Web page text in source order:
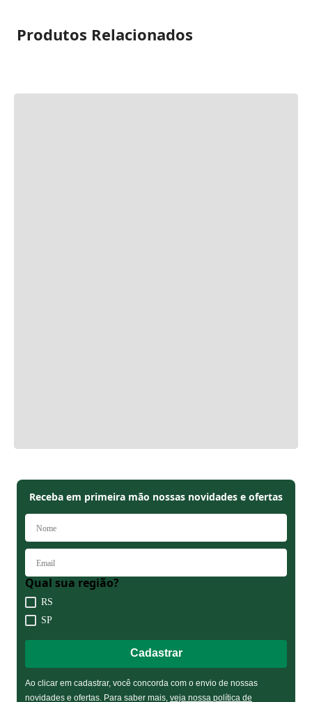
Produtos Relacionados
Receba em primeira mão nossas novidades e ofertas
Qual sua região?
RS
SP
Cadastrar
Ao clicar em cadastrar, você concorda com o envio de nossas
novidades e ofertas. Para saber mais,veja nossa política de privacidade